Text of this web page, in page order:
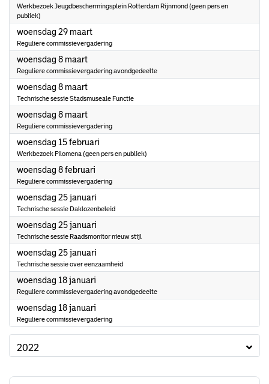
Werkbezoek Jeugdbeschermingsplein Rotterdam Rijnmond (geen pers en
publiek)
woensdag 29 maart2023
Reguliere commissievergadering
woensdag 8 maart2023
Reguliere commissievergadering avondgedeelte
woensdag 8 maart2023
Technische sessie Stadsmuseale Functie
woensdag 8 maart2023
Reguliere commissievergadering
woensdag 15 februari
Werkbezoek Filomena (geen pers en publiek)
woensdag 8 februari
Reguliere commissievergadering
woensdag 25 januari
Technische sessie Daklozenbeleid
woensdag 25 januari
Technische sessie Raadsmonitor nieuw stijl
woensdag 25 januari
Technische sessie over eenzaamheid
woensdag 18 januari
Reguliere commissievergadering avondgedeelte
woensdag 18 januari
Reguliere commissievergadering
2022